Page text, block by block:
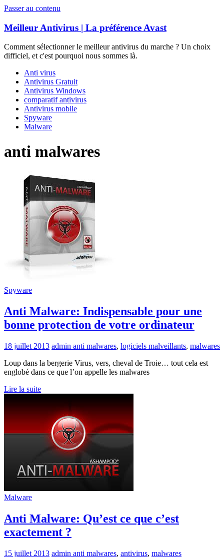
Passer au contenu
Meilleur Antivirus | La préférence Avast
Comment sélectionner le meilleur antivirus du marche ? Un choix
difficiel, et c'est pourquoi nous sommes là.
Anti virus
Antivirus Gratuit
Antivirus Windows
comparatif antivirus
Antivirus mobile
Spyware
Malware
anti malwares
Spyware
Anti Malware: Indispensable pour une
bonne protection de votre ordinateur
18 juillet 2013 admin anti malwares, logiciels malveillants, malwares
Loup dans la bergerie Virus, vers, cheval de Troie… tout cela est
englobé dans ce que l’on appelle les malwares
Lire la suite
Malware
Anti Malware: Qu’est ce que c’est
exactement ?
15 juillet 2013 admin anti malwares, antivirus, malwares